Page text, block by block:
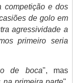
competição e dos
de golo em
agressividade a
primeiro seria
de boca", mas